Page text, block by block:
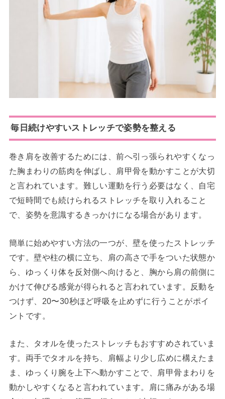
毎日続けやすいストレッチで姿勢を整える
巻き肩を改善するためには、前へ引っ張られやすくなっ
た胸まわりの筋肉を伸ばし、肩甲骨を動かすことが大切
と言われています。難しい運動を行う必要はなく、自宅
で短時間でも続けられるストレッチを取り入れること
で、姿勢を意識するきっかけになる場合があります。
簡単に始めやすい方法の一つが、壁を使ったストレッチ
です。壁や柱の横に立ち、肩の高さで手をついた状態か
ら、ゆっくり体を反対側へ向けると、胸から肩の前側に
かけて伸びる感覚が得られると言われています。反動を
つけず、20〜30秒ほど呼吸を止めずに行うことがポイ
ントです。
また、タオルを使ったストレッチもおすすめされていま
す。両手でタオルを持ち、肩幅より少し広めに構えたま
ま、ゆっくり腕を上下へ動かすことで、肩甲骨まわりを
動かしやすくなると言われています。肩に痛みがある場